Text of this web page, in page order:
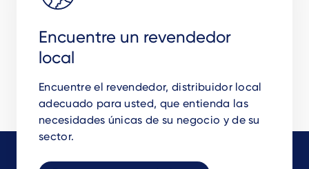
Encuentre un revendedor
local
Encuentre el revendedor, distribuidor local
adecuado para usted, que entienda las
necesidades únicas de su negocio y de su
sector.